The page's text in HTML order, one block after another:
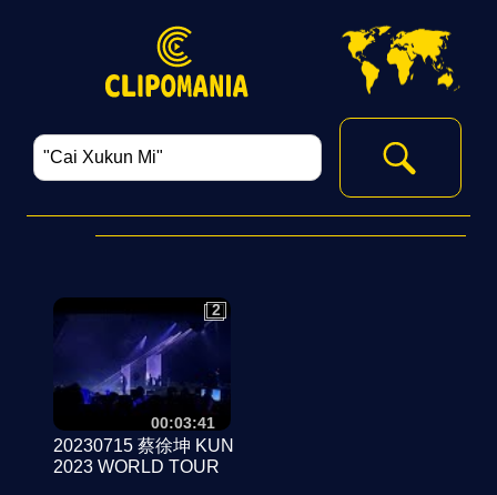
00:03:41
2
2
20230715 蔡徐坤 KUN
2023 WORLD TOUR